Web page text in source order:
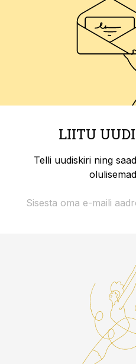
LIITU
Telli uudiskiri ning